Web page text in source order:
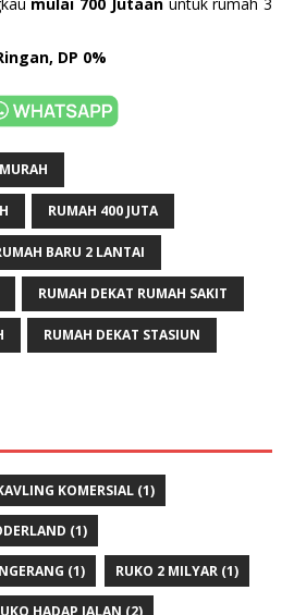
DP 0%
RUMAH 400 JUTA
BARU 2 LANTAI
RUMAH DEKAT RUMAH SAKIT
RUMAH DEKAT STASIUN
KOMERSIAL (1)
(1)
(1) RUKO 2 MILYAR (1)